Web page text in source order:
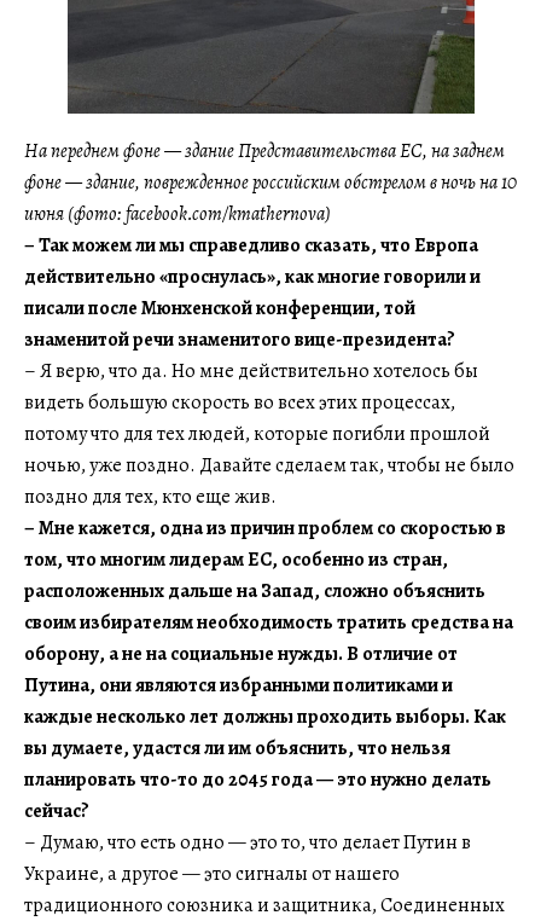
На переднем фоне — здание Представительства ЕС, на заднем
фоне — здание, поврежденное российским обстрелом в ночь на 10
июня (фото: facebook.com/kmathernova)
– Так можем ли мы справедливо сказать, что Европа
действительно «проснулась», как многие говорили и
писали после Мюнхенской конференции, той
знаменитой речи знаменитого вице-президента?
– Я верю, что да. Но мне действительно хотелось бы
видеть большую скорость во всех этих процессах,
потому что для тех людей, которые погибли прошлой
ночью, уже поздно. Давайте сделаем так, чтобы не было
поздно для тех, кто еще жив.
– Мне кажется, одна из причин проблем со скоростью в
том, что многим лидерам ЕС, особенно из стран,
расположенных дальше на Запад, сложно объяснить
своим избирателям необходимость тратить средства на
оборону, а не на социальные нужды. В отличие от
Путина, они являются избранными политиками и
каждые несколько лет должны проходить выборы. Как
вы думаете, удастся ли им объяснить, что нельзя
планировать что-то до 2045 года — это нужно делать
сейчас?
– Думаю, что есть одно — это то, что делает Путин в
Украине, а другое — это сигналы от нашего
традиционного союзника и защитника, Соединенных